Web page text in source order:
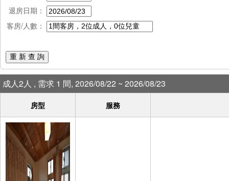
退房日期：
客房/人數：
重 新 查 詢
成人2人 , 需求 1 間, 2026/08/22 ~ 2026/08/23
房型 服務